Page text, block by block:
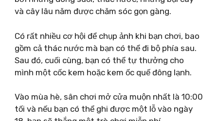
và cây lâu năm được chăm sóc gọn gàng.
Có rất nhiều cơ hội để chụp ảnh khi bạn chơi, bao
gồm cả thác nước mà bạn có thể đi bộ phía sau.
Sau đó, cuối cùng, bạn có thể tự thưởng cho
mình một cốc kem hoặc kem ốc quế đông lạnh.
Vào mùa hè, sân chơi mở cửa muộn nhất là 10:00
tối và nếu bạn có thể ghi được một lỗ vào ngày